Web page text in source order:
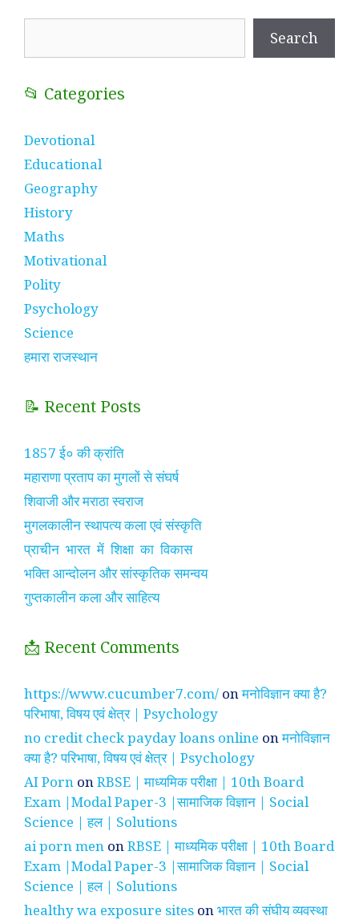
Search
📂 Categories
Devotional
Educational
Geography
History
Maths
Motivational
Polity
Psychology
Science
हमारा राजस्थान
📝 Recent Posts
1857 ई० की क्रांति
महाराणा प्रताप का मुगलों से संघर्ष
शिवाजी और मराठा स्वराज
मुगलकालीन स्थापत्य कला एवं संस्कृति
प्राचीन भारत में शिक्षा का विकास
भक्ति आन्दोलन और सांस्कृतिक समन्वय
गुप्तकालीन कला और साहित्य
📩 Recent Comments
https://www.cucumber7.com/ onमनोविज्ञान क्या है?
परिभाषा, विषय एवं क्षेत्र | Psychology
no credit check payday loans online onमनोविज्ञान
क्या है? परिभाषा, विषय एवं क्षेत्र | Psychology
AI Porn onRBSE | माध्यमिक परीक्षा | 10th Board
Exam |Modal Paper-3 |सामाजिक विज्ञान | Social
Science | हल | Solutions
ai porn men onRBSE | माध्यमिक परीक्षा | 10th Board
Exam |Modal Paper-3 |सामाजिक विज्ञान | Social
Science | हल | Solutions
healthy wa exposure sites onभारत की संघीय व्यवस्था